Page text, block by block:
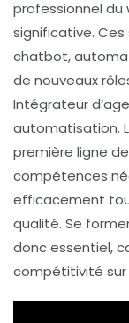
professionnel
significative. Ces
chatbot,
de nouveaux
Intégrateur
automatisation.
première ligne
compétences
efficacement
qualité. Se
donc essentiel,
compétitivité sur